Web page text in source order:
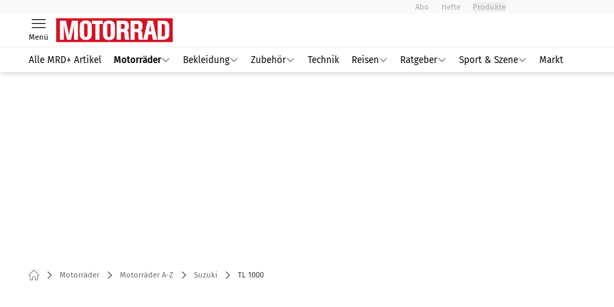
Abo Hefte Produkte
Menü
Alle MRD+ Artikel Motorräder Bekleidung Zubehör Technik Reisen Ratgeber Sport & Szene Markt
Motorräder Motorräder A-Z Suzuki TL 1000